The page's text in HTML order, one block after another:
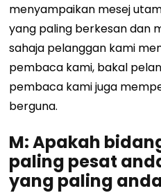
menyampaikan mesej
yang paling berkesan dan
sahaja pelanggan kami
pembaca kami, bakal
pembaca kami juga
berguna.
M: Apakah
paling pesat
yang paling